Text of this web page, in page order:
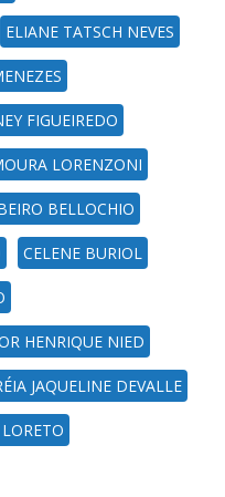
ELIANE TATSCH NEVES
FIGUEIREDO
LORENZONI
BELLOCHIO
CELENE BURIOL
HENRIQUE NIED
JAQUELINE DEVALLE